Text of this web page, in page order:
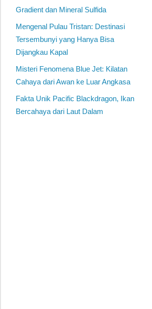
Gradient dan Mineral Sulfida
Mengenal Pulau Tristan: Destinasi
Tersembunyi yang Hanya Bisa
Dijangkau Kapal
Misteri Fenomena Blue Jet: Kilatan
Cahaya dari Awan ke Luar Angkasa
Fakta Unik Pacific Blackdragon, Ikan
Bercahaya dari Laut Dalam